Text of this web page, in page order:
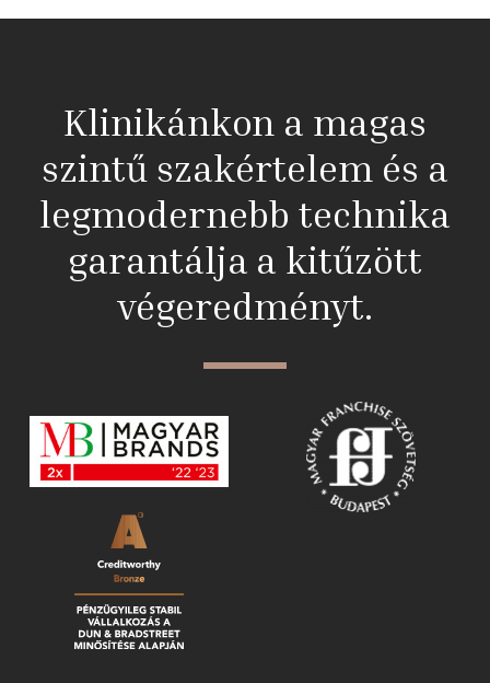
Klinikánkon a magas
szintű szakértelem és a
legmodernebb technika
garantálja a kitűzött
végeredményt.